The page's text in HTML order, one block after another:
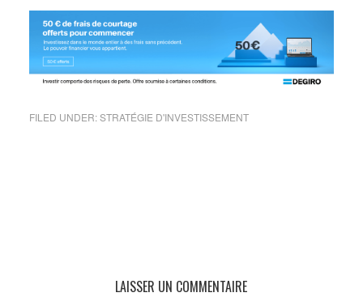
FILED UNDER:STRATÉGIE D'INVESTISSEMENT
LAISSER UN COMMENTAIRE